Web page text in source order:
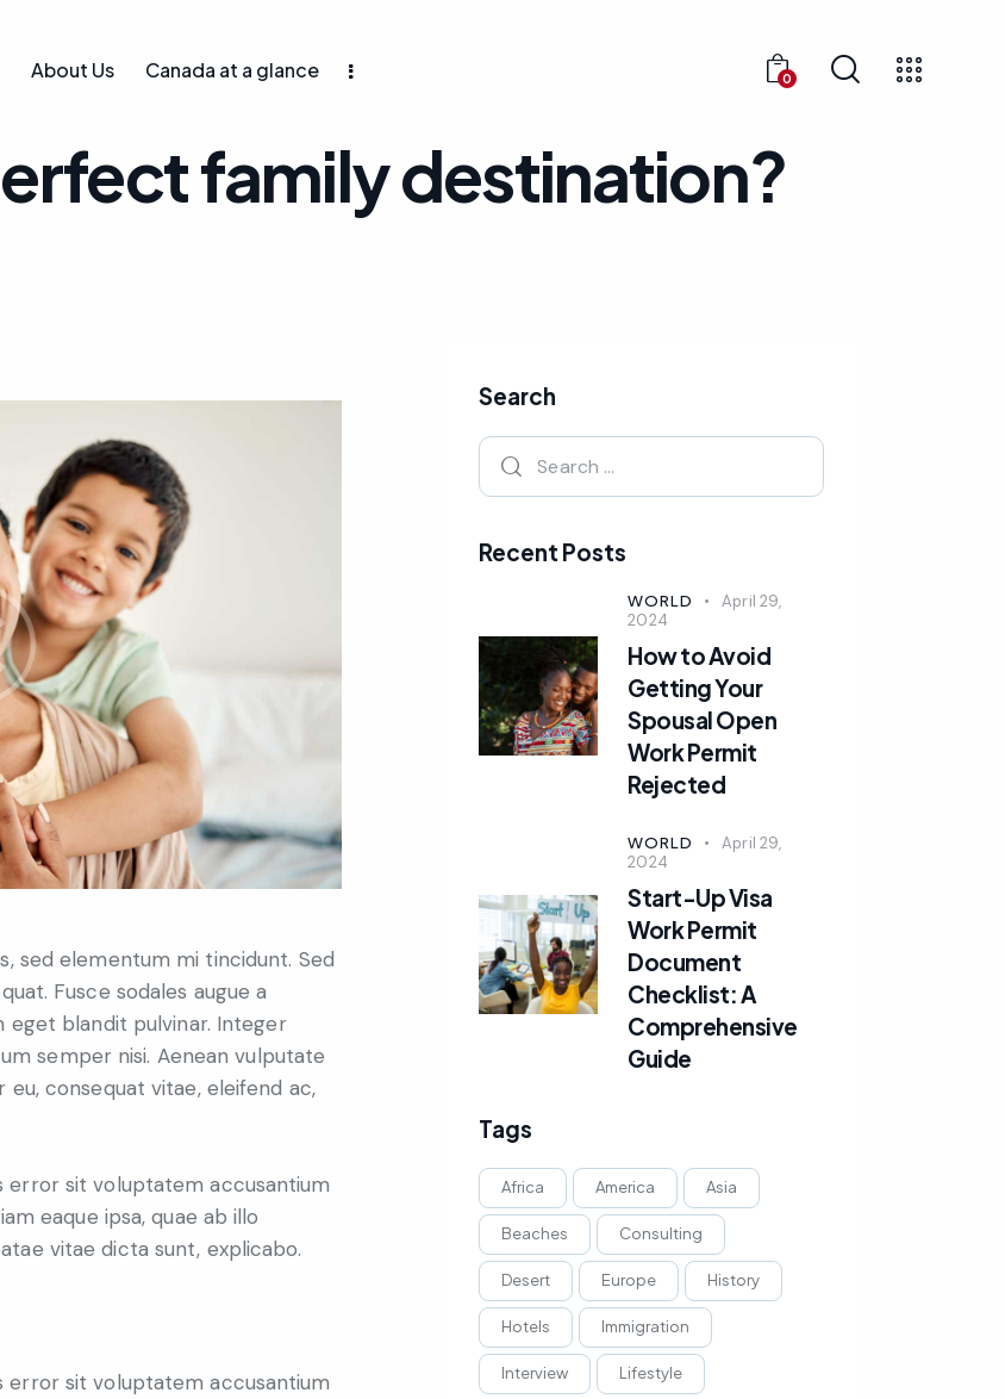
About Us Canada at a glance 0
family destination?
Fusce sodales augue a
eget blandit pulvinar. Integer
semper nisi. Aenean vulputate
consequat vitae, eleifend ac,
error sit voluptatem accusantium
eaque ipsa, quae ab illo
vitae dicta sunt, explicabo.
error sit voluptatem accusantium
Search
Recent Posts
WORLD
April 29,
2024
How to Avoid
Getting Your
Spousal Open
Work Permit
Rejected
WORLD
April 29,
2024
Start-Up Visa
Work Permit
Document
Checklist: A
Comprehensive
Guide
Tags
Africa America Asia
Beaches Consulting
Desert Europe History
Hotels Immigration
Interview Lifestyle